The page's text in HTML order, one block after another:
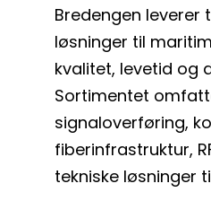
Bredengen leverer
løsninger til
kvalitet, levetid og
Sortimentet
signaloverføring,
fiberinfrastruktur,
tekniske løsninger